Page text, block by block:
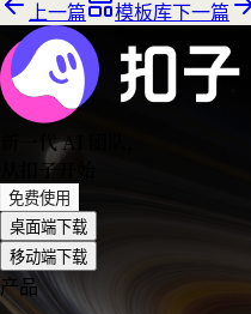
上一篇
模板库下一篇
新一代 AI 团队
从扣子开始
免费使用
桌面端下载
移动端下载
产品